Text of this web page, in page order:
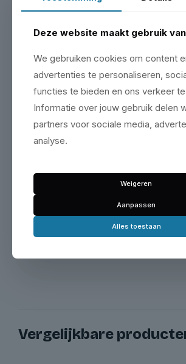
Onze monteurs helpen je
hefbrug die we verkopen van binnen en
Bel ons
Open WhatsApp
Bezoek onze showroom
Maak een afspraak & bezoek onze
Zeemanlaan 16 in IJsselstein.
Vergelijkbare
Deze website maakt gebruik
We gebruiken cookies om content
advertenties te personaliseren,
functies te bieden en ons verkeer
Informatie over jouw gebruik delen
partners voor sociale media,
analyse.
Weigeren
Aanpassen
Alles toestaan